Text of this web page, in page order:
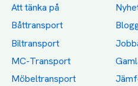
Att tänka på
Båttransport
Biltransport
MC-Transport
Möbeltransport